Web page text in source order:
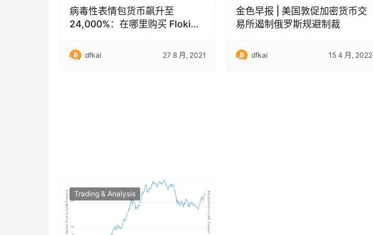
Trading & Analysis
病毒性表情包货币飙升至
24,000%：在哪里购买 Floki
dfkai 27 8 月, 2021
Trading & Analysis
金色早报 | 美国敦促加密货币交
易所遏制俄罗斯规避制裁
dfkai 15 4 月, 2022
Trading & Analysis